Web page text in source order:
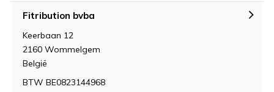
Fitribution bvba
Keerbaan 12
2160 Wommelgem
België
BTW BE0823144968